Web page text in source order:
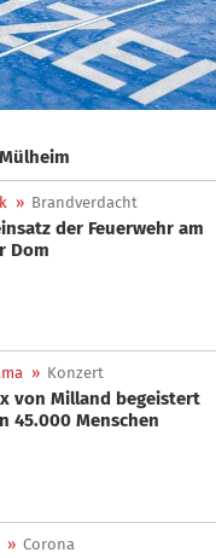
» Brandverdacht
der Feuerwehr am
Dom
» Konzert
45.000 Menschen
» Corona